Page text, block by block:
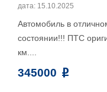
дата: 15.10.2025
Автомобиль в
состоянии!!! ПТС
км....
345000